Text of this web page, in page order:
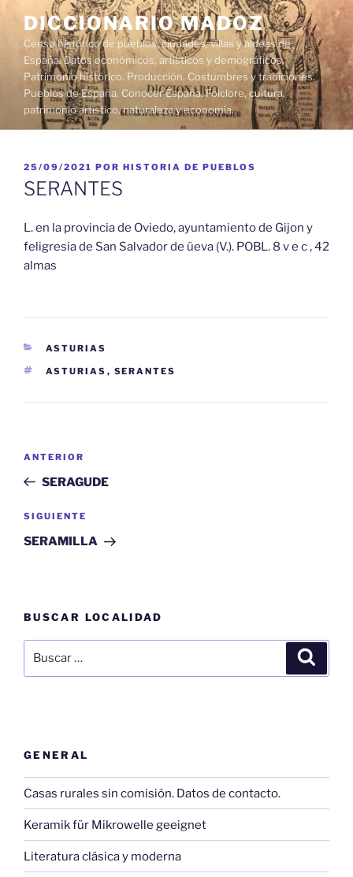
contenido
DICCIONARIO MADOZ
Censo histórico de pueblos, ciudades, villas y aldeas de
España. Datos económicos, artísticos y demográficos.
Patrimonio histórico. Producción. Costumbres y tradiciones.
Pueblos de España. Conocer España. Folclore, cultura,
patrimonio artístico, naturaleza y economía.
PUBLICADO
EL
25/09/2021 POR HISTORIA DE PUEBLOS
SERANTES
L. en la provincia de Oviedo, ayuntamiento de Gijon y
feligresia de San Salvador de üeva (V.). POBL. 8 v e c , 42
almas
CATEGORÍAS
ASTURIAS
ETIQUETAS
ASTURIAS , SERANTES
entradas
Entrada
anterior:
ANTERIOR
SERAGUDE
Siguiente
entrada
SIGUIENTE
SERAMILLA
BUSCAR LOCALIDAD
por:
GENERAL
Casas rurales sin comisión. Datos de contacto.
Keramik für Mikrowelle geeignet
Literatura clásica y moderna